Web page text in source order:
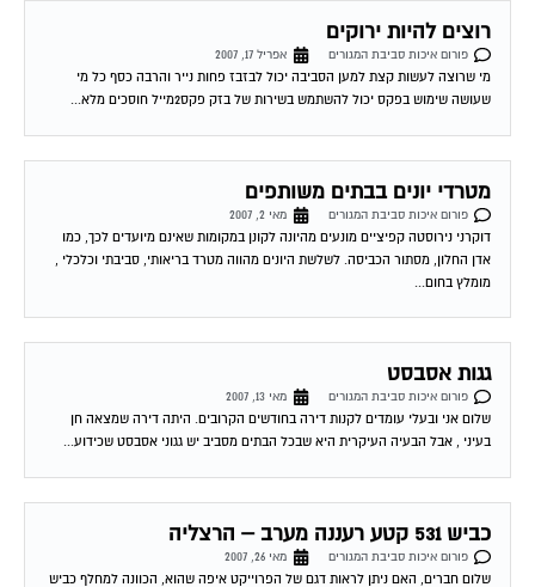
רוצים להיות ירוקים
פורום איכות סביבת המגורים
מי שרוצה לעשות קצת למען הסביבה יכול לבזבז פחות נייר והרבה כסף כל מי
שעושה שימוש בפקס יכול להשתמש בשירות של בזק פקס2מייל חוסכים מלא...
מטרדי יונים בבתים משותפים
פורום איכות סביבת המגורים
מאי 2, 2007
דוקרני נירוסטה קפיציים מונעים מהיונה לקונן במקומות שאינם מיועדים לכך, כמו
אדן החלון, מסתור הכביסה. לשלשת היונים מהווה מטרד בריאותי, סביבתי וכלכלי ,
מומלץ בחום...
גגות אסבסט
פורום איכות סביבת המגורים
שלום אני ובעלי עומדים לקנות דירה בחודשים הקרובים. היתה דירה שמצאה חן
בעיני , אבל הבעיה העיקרית היא שבכל הבתים מסביב יש גגוני אסבסט שכידוע...
כביש 531 קטע רעננה מערב – הרצליה
פורום איכות סביבת המגורים
מאי 26, 2007
שלום חברים, האם ניתן לראות דגם של הפרוייקט איפה שהוא, הכוונה למחלף כביש
ירושליים המחבר את רעננה עם הרצליה. מה מתכוונים לבנות לנו שם? אשמח...